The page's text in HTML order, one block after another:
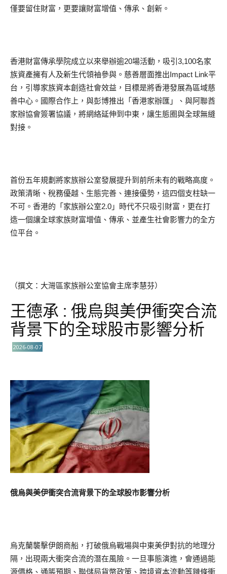
僅要留住財富，更要讓財富增值、傳承、創新。
香港財富傳承學院成立以來舉辦逾20場活動，吸引3,100名家
族資產擁有人及新生代領袖參與。慈善層面推出Impact Link平
台，引導家族資本創造社會效益，目標是將香港發展為區域慈
善中心。國際合作上，與彭博推出「香港家辦匯」、與阿聯酋
家辦協會簽署協議，將網絡延伸到中東，讓生態圈與全球無縫
對接。
首份五年規劃將家族辦公室發展提升到前所未有的戰略高度。
政策清晰、稅務優越、生態完善、連接優勢，這四個支柱缺一
不可。香港的「家族辦公室2.0」時代不只吸引財富，更在打
造一個讓全球家族財富增值、傳承、並產生社會影響力的全方
位平台。
（撰文：大灣區家族辦公室協會主席李慧芬）
王德承 : 俄烏與美伊衝突合流
背景下的全球股市影響分析
2026-08-07
俄烏與美伊衝突合流背景下的全球股市影響分析
烏克蘭襲擊伊朗商船，打破俄烏戰場與中東美伊對抗的地理分
隔，出現兩大衝突合流的潛在風險。一旦事態演進，會通過能
源價格、通脹預期、聯儲局貨幣政策、跨境資本流動等鏈條衝